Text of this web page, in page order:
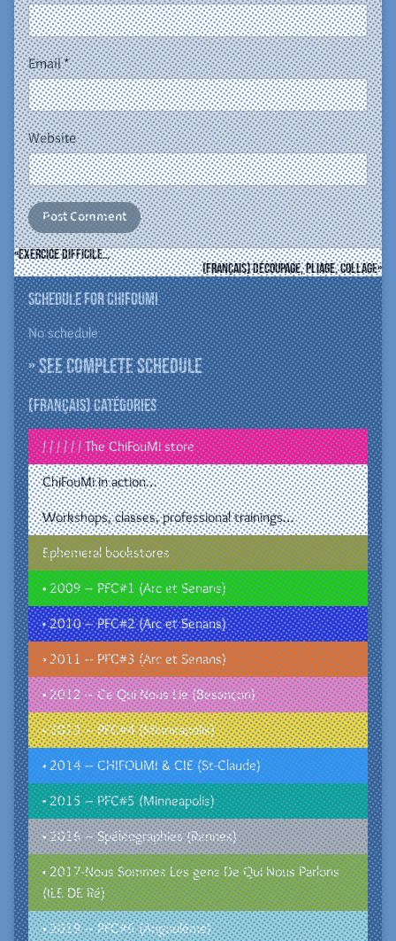
Email*
Website
Exercice difficile…
(Français) Découpage, pliage, collage
Schedule for ChiFouMi
No schedule
» See complete schedule
(Français) Catégories
/ / / / / / The ChiFouMi store
ChiFouMi in action…
Workshops, classes, professional trainings…
Ephemeral bookstores
• 2009 – PFC#1 (Arc et Senans)
• 2010 – PFC#2 (Arc et Senans)
• 2011 – PFC#3 (Arc et Senans)
• 2012 – Ce Qui Nous Lie (Besançon)
• 2013 – PFC#4 (Minneapolis)
• 2014 – CHIFOUMI & CIE (St-Claude)
• 2015 – PFC#5 (Minneapolis)
• 2016 – Spéléographies (Rennes)
• 2017-Nous Sommes Les gens De Qui Nous Parlons
(ILE DE Ré)
• 2019 – PFC#6 (Angoulême)